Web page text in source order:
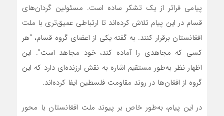
پیامی فراتر از یک تشکر ساده است. مسئولین گردان‌های
قسام در این پیام تلاش کرده‌اند تا ارتباطی عمیق‌تری با ملت
افغانستان برقرار کنند. به گفته یکی از اعضای گروه قسام، “هر
کسی که مجاهدی را آماده کند، خود مجاهد است”. این
اظهار نظر به‌طور مستقیم اشاره به نقش ارزنده‌ای دارد که این
گروه از افغان‌ها در روند مقاومت فلسطین ایفا کرده‌اند.
در این پیام، به‌طور خاص بر پیوند ملت افغانستان با محور